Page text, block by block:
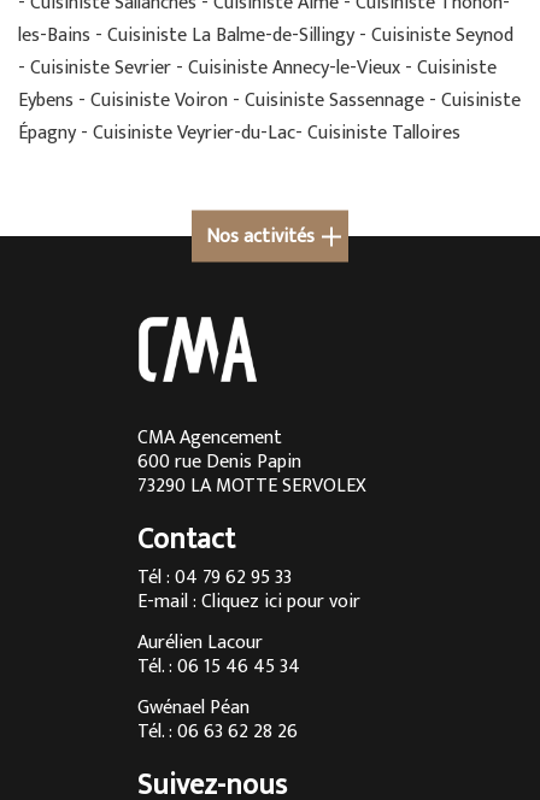
les-Bains - Cuisiniste La Balme-de-Sillingy - Cuisiniste Seynod
- Cuisiniste Sevrier - Cuisiniste Annecy-le-Vieux - Cuisiniste
Eybens - Cuisiniste Voiron - Cuisiniste Sassennage - Cuisiniste
Épagny - Cuisiniste Veyrier-du-Lac- Cuisiniste Talloires
Nos activités
Cuisine sur mesure en Rhône-Alpes
Cuisine sur mesure à Lyon
Cuisine sur mesure à Aix-les-Bains
Cuisine sur mesure à Chambéry
Menuisier à Chambéry
Agencement d’intérieur à Annecy
Agencement d’intérieur à Aix-les-Bains
Entreprise de menuiserie à Grenoble
Agencement d’intérieur en Savoie
Agencement d’intérieur à Megève
CMA Agencement
600 rue Denis Papin
73290 LA MOTTE SERVOLEX
Contact
Tél : 04 79 62 95 33
E-mail :Cliquez ici pour voir
Aurélien Lacour
Tél. : 06 15 46 45 34
Gwénael Péan
Tél. : 06 63 62 28 26
Suivez-nous